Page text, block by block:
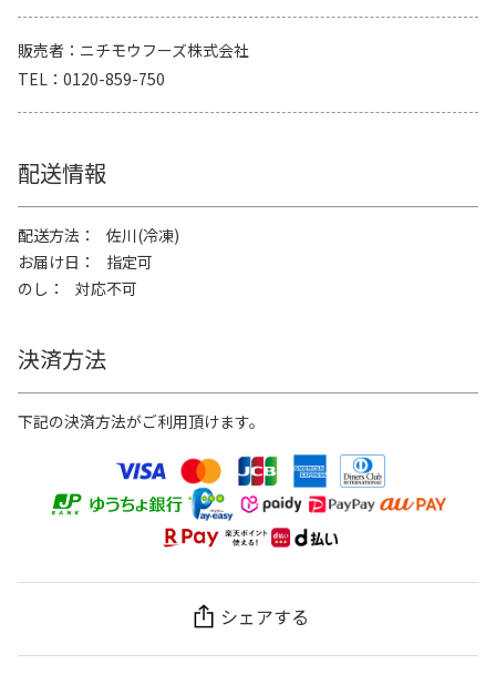
販売者
ニチモウフーズ株式会社
TEL
0120-859-750
配送情報
配送方法
佐川(冷凍)
お届け日
指定可
のし
対応不可
決済方法
下記の決済方法がご利用頂けます。
シェアする